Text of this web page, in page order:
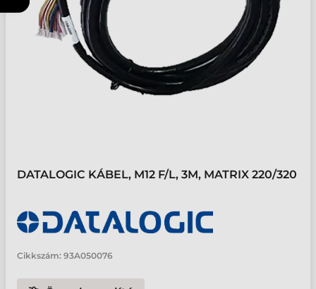
DATALOGIC KÁBEL, M12 F/L, 3M, MATRIX 220/320
Cikkszám: 93A050076